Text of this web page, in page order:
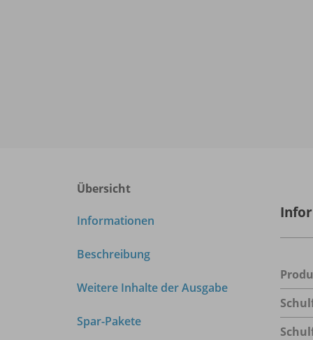
Übersicht
Informationen
Beschreibung
Weitere Inhalte der Ausgabe
Spar-Pakete